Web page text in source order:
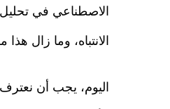
الاصطناعي في
الانتباه، وما زال هذا
اليوم، يجب أن